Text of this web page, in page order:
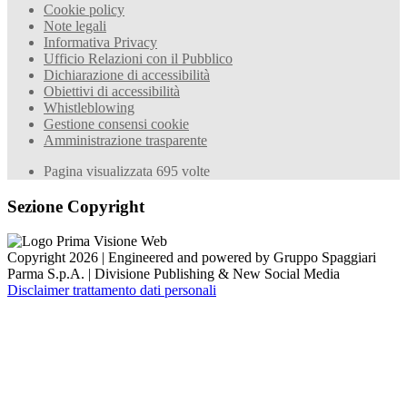
Cookie policy
Note legali
Informativa Privacy
Ufficio Relazioni con il Pubblico
Dichiarazione di accessibilità
Obiettivi di accessibilità
Whistleblowing
Gestione consensi cookie
Amministrazione trasparente
Pagina visualizzata 695 volte
Sezione Copyright
Copyright 2026 | Engineered and powered by Gruppo Spaggiari
Parma S.p.A. | Divisione Publishing & New Social Media
Disclaimer trattamento dati personali